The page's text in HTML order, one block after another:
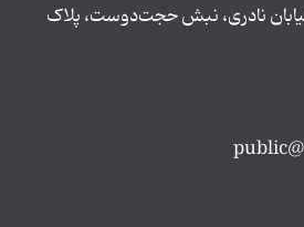
نادری، نبش حجت‌دوست، پلاک